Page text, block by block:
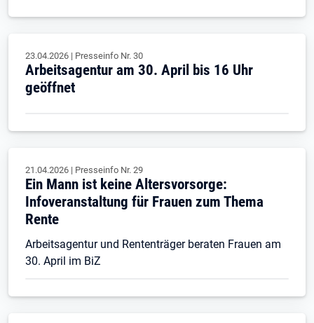
23.04.2026 | Presseinfo Nr. 30
Arbeitsagentur am 30. April bis 16 Uhr
geöffnet
21.04.2026 | Presseinfo Nr. 29
Ein Mann ist keine Altersvorsorge:
Infoveranstaltung für Frauen zum Thema
Rente
Arbeitsagentur und Rententräger beraten Frauen am
30. April im BiZ